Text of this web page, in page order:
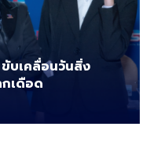
บเคลื่อนวันสิ่ง
เดือด